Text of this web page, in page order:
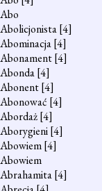
Abo
Abolicjonista[4]
Abominacja[4]
Abonament[4]
Abonda[4]
Abonent[4]
Abonować [4]
Abordaż[4]
Aborygieni[4]
Abowiem[4]
Abowiem
Abrahamita[4]